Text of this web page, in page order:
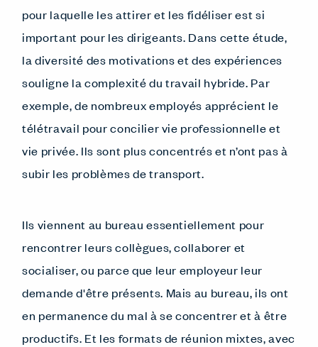
pour laquelle les attirer et les fidéliser est si
important pour les dirigeants. Dans cette étude,
la diversité des motivations et des expériences
souligne la complexité du travail hybride. Par
exemple, de nombreux employés apprécient le
télétravail pour concilier vie professionnelle et
vie privée. Ils sont plus concentrés et n’ont pas à
subir les problèmes de transport.
Ils viennent au bureau essentiellement pour
rencontrer leurs collègues, collaborer et
socialiser, ou parce que leur employeur leur
demande d'être présents. Mais au bureau, ils ont
en permanence du mal à se concentrer et à être
productifs. Et les formats de réunion mixtes, avec